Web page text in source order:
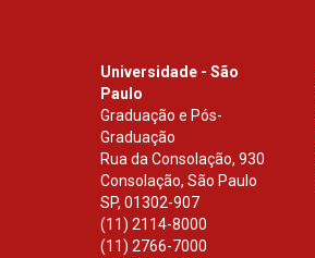
Universidade - São
Paulo
Graduação e Pós-
Graduação
Rua da Consolação, 930
Consolação, São Paulo
SP, 01302-907
(11) 2114-8000
(11) 2766-7000